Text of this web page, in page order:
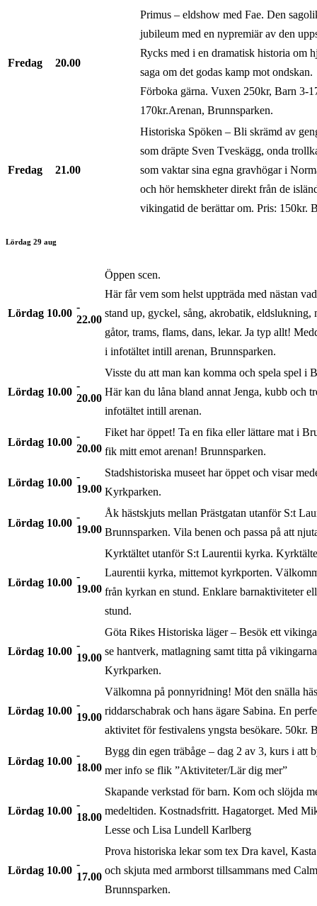
Fredag 20.00
Primus – eldshow med Fae. Den
jubileum med en nypremiär av den
Rycks med i en dramatisk historia om
saga om det godas kamp mot
Förboka gärna. Vuxen 250kr, Barn 3-
170kr.Arenan, Brunnsparken.
Fredag 21.00
Historiska Spöken – Bli skrämd av
som dräpte Sven Tveskägg, onda
som vaktar sina egna gravhögar i
och hör hemskheter direkt från de
vikingatid de berättar om. Pris: 150kr.
Lördag 29 aug
Lördag 10.00
22.00
Öppen scen.
Här får vem som helst uppträda med nästan
stand up, gyckel, sång, akrobatik, eldslukning,
gåtor, trams, flams, dans, lekar. Ja typ allt!
i infotältet intill arenan, Brunnsparken.
Lördag 10.00
20.00
Visste du att man kan komma och spela spel i
Här kan du låna bland annat Jenga, kubb och
infotältet intill arenan.
Lördag 10.00
20.00
Fiket har öppet! Ta en fika eller lättare mat i
fik mitt emot arenan! Brunnsparken.
Lördag 10.00
19.00
Stadshistoriska museet har öppet och visar
Kyrkparken.
Lördag 10.00
19.00
Åk hästskjuts mellan Prästgatan utanför S:t
Brunnsparken. Vila benen och passa på att
Lördag 10.00
19.00
Kyrktältet utanför S:t Laurentii kyrka.
Laurentii kyrka, mittemot kyrkporten.
från kyrkan en stund. Enklare barnaktiviteter
stund.
Lördag 10.00
19.00
Göta Rikes Historiska läger – Besök ett
se hantverk, matlagning samt titta på
Kyrkparken.
Lördag 10.00
19.00
Välkomna på ponnyridning! Möt den snälla
riddarschabrak och hans ägare Sabina. En
aktivitet för festivalens yngsta besökare. 50kr.
Lördag 10.00
18.00
Bygg din egen träbåge – dag 2 av 3, kurs i att
mer info se flik ”Aktiviteter/Lär dig mer”
Lördag 10.00
18.00
Skapande verkstad för barn. Kom och slöjda
medeltiden. Kostnadsfritt. Hagatorget. Med
Lesse och Lisa Lundell Karlberg
Lördag 10.00
17.00
Prova historiska lekar som tex Dra kavel,
och skjuta med armborst tillsammans med
Brunnsparken.